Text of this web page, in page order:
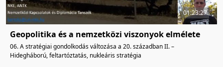
01:23:27
Geopolitika és a nemzetközi viszonyok elmélete
06. A stratégiai gondolkodás változása a 20. században II. –
Hidegháború, feltartóztatás, nukleáris stratégia